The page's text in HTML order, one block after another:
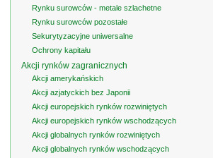
Rynku surowców - metale szlachetne
Rynku surowców pozostałe
Sekurytyzacyjne uniwersalne
Ochrony kapitału
Akcji rynków zagranicznych
Akcji amerykańskich
Akcji azjatyckich bez Japonii
Akcji europejskich rynków rozwiniętych
Akcji europejskich rynków wschodzących
Akcji globalnych rynków rozwiniętych
Akcji globalnych rynków wschodzących